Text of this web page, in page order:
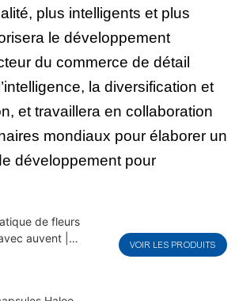
plus intelligents et plus
le développement
du commerce de détail
la diversification et
et travaillera en collaboration
mondiaux pour élaborer un
développement pour
de fleurs
auvent |
VOIR LES PRODUITS